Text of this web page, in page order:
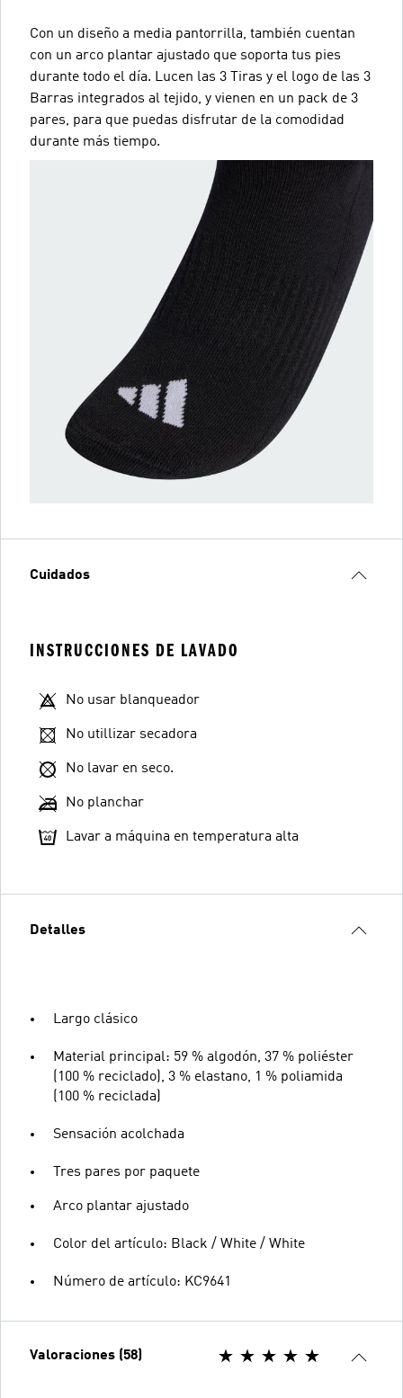
Con un diseño a media pantorrilla, también cuentan
con un arco plantar ajustado que soporta tus pies
durante todo el día. Lucen las 3 Tiras y el logo de las 3
Barras integrados al tejido, y vienen en un pack de 3
pares, para que puedas disfrutar de la comodidad
durante más tiempo.
Cuidados
INSTRUCCIONES DE LAVADO
No usar blanqueador
No utillizar secadora
No lavar en seco.
No planchar
Lavar a máquina en temperatura alta
Detalles
Largo clásico
Material principal: 59 % algodón, 37 % poliéster
(100 % reciclado), 3 % elastano, 1 % poliamida
(100 % reciclada)
Sensación acolchada
Tres pares por paquete
Arco plantar ajustado
Color del artículo: Black / White / White
Número de artículo: KC9641
Valoraciones (58)